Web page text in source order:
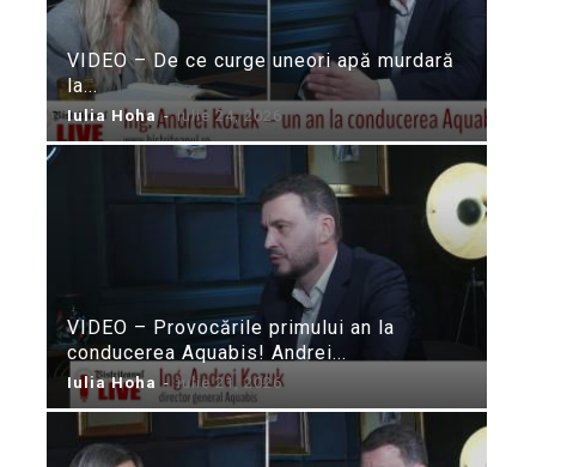
VIDEO – De ce curge uneori apă murdară
la...
Iulia Hoha - iulie 24, 2026
VIDEO – Provocările primului an la
conducerea Aquabis! Andrei...
Iulia Hoha - iulie 21, 2026